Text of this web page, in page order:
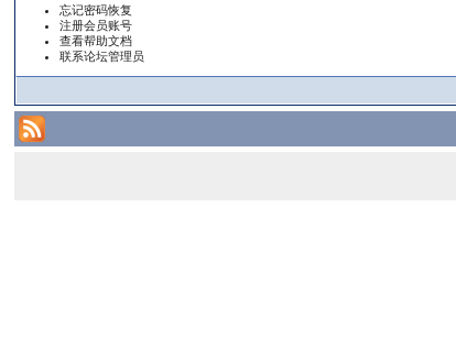
忘记密码恢复
注册会员账号
查看帮助文档
联系论坛管理员